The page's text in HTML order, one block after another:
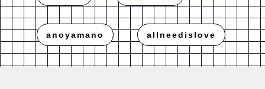
anoyamano allneedislove